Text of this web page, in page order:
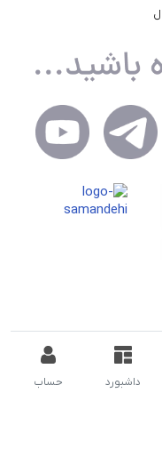
داشبورد حساب
اسپاد توسعه نویان (